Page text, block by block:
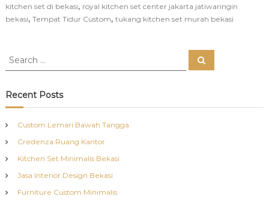
kitchen set di bekasi, royal kitchen set center jakarta jatiwaringin
bekasi, Tempat Tidur Custom, tukang kitchen set murah bekasi
S
r
c
f
o
r
S
e
Recent Posts
Custom Lemari Bawah Tangga
Credenza Ruang Kantor
Kitchen Set Minimalis Bekasi
Jasa Interior Design Bekasi
Furniture Custom Minimalis